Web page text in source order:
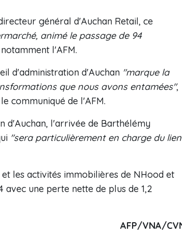
général d'Auchan Retail, ce
animé le passage de 94
l'AFM.
d'administration d'Auchan "marque la
que nous avons entamées",
communiqué de l'AFM.
d'Auchan, l'arrivée de Barthélémy
"sera particulièrement en charge du lien
les activités immobilières de NHood et
une perte nette de plus de 1,2
AFP/VNA/